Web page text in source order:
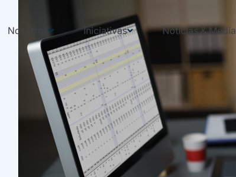
Nosotros Iniciativas Noticias & Media